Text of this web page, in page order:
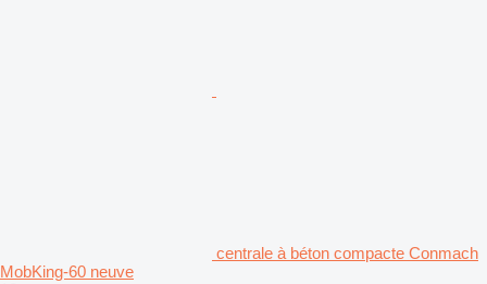
centrale à béton compacte Conmach
MobKing-60 neuve